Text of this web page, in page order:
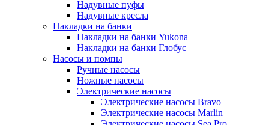
Надувные пуфы
Надувные кресла
Накладки на банки
Накладки на банки Yukona
Накладки на банки Глобус
Насосы и помпы
Ручные насосы
Ножные насосы
Электрические насосы
Электрические насосы Bravo
Электрические насосы Marlin